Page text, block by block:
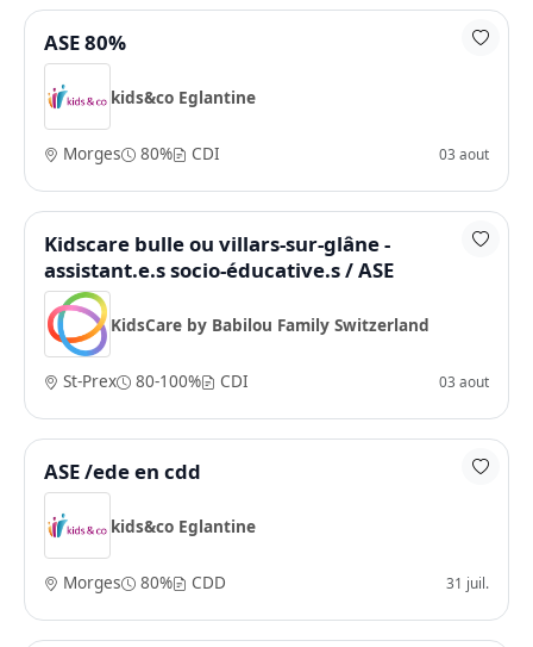
ASE 80%
kids&co Eglantine
Morges 80% CDI 03 aout
Kidscare bulle ou villars-sur-glâne -
assistant.e.s socio-éducative.s / ASE
KidsCare by Babilou Family Switzerland
St-Prex 80-100% CDI 03 aout
ASE /ede en cdd
kids&co Eglantine
Morges 80% CDD 31 juil.